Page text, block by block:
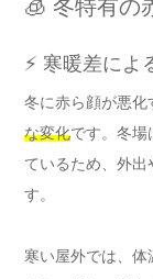
🧊 冬特有の
⚡ 寒暖差によ
冬に赤ら顔が悪化
な変化です。冬場
ているため、外出
す。
寒い屋外では、